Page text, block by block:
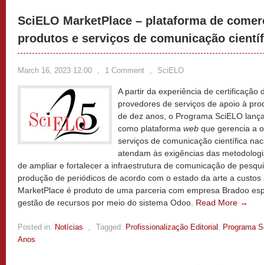
SciELO MarketPlace – plataforma de
produtos e serviços de comunicação
March 16, 2023 12:00 , 1 Comment , SciELO
A partir da experiência de certificação
provedores de serviços de apoio à
de dez anos, o Programa SciELO
como plataforma web que gerencia a
serviços de comunicação científica
atendam às exigências das
de ampliar e fortalecer a infraestrutura de comunicação de
produção de periódicos de acordo com o estado da arte a custos
MarketPlace é produto de uma parceria com empresa Bradoo
gestão de recursos por meio do sistema Odoo. Read More →
Posted in: Notícias , Tagged: Profissionalização Editorial , Programa
Anos